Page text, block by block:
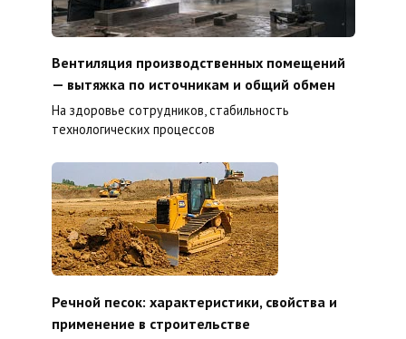
Вентиляция производственных помещений
— вытяжка по источникам и общий обмен
На здоровье сотрудников, стабильность
технологических процессов
Речной песок: характеристики, свойства и
применение в строительстве